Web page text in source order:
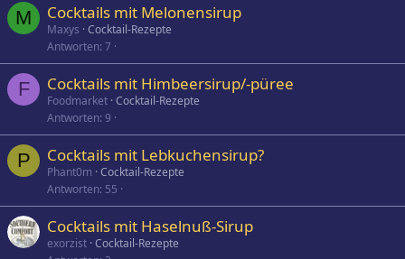
M Cocktails mit Melonensirup
Maxys Cocktail-Rezepte
Antworten 7
F Cocktails mit Himbeersirup/-püree
Foodmarket Cocktail-Rezepte
Antworten 9
P Cocktails mit Lebkuchensirup?
Phant0m Cocktail-Rezepte
Antworten 55
Cocktails mit Haselnuß-Sirup
exorzist Cocktail-Rezepte